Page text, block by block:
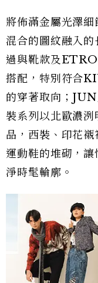
將佈滿金屬光澤
混合的圖紋融入
過與靴款及
搭配，特別符合
的穿著取向；
裝系列以北歐濃
品，西裝、印花
運動鞋的堆砌，
淨時髦輪廓。